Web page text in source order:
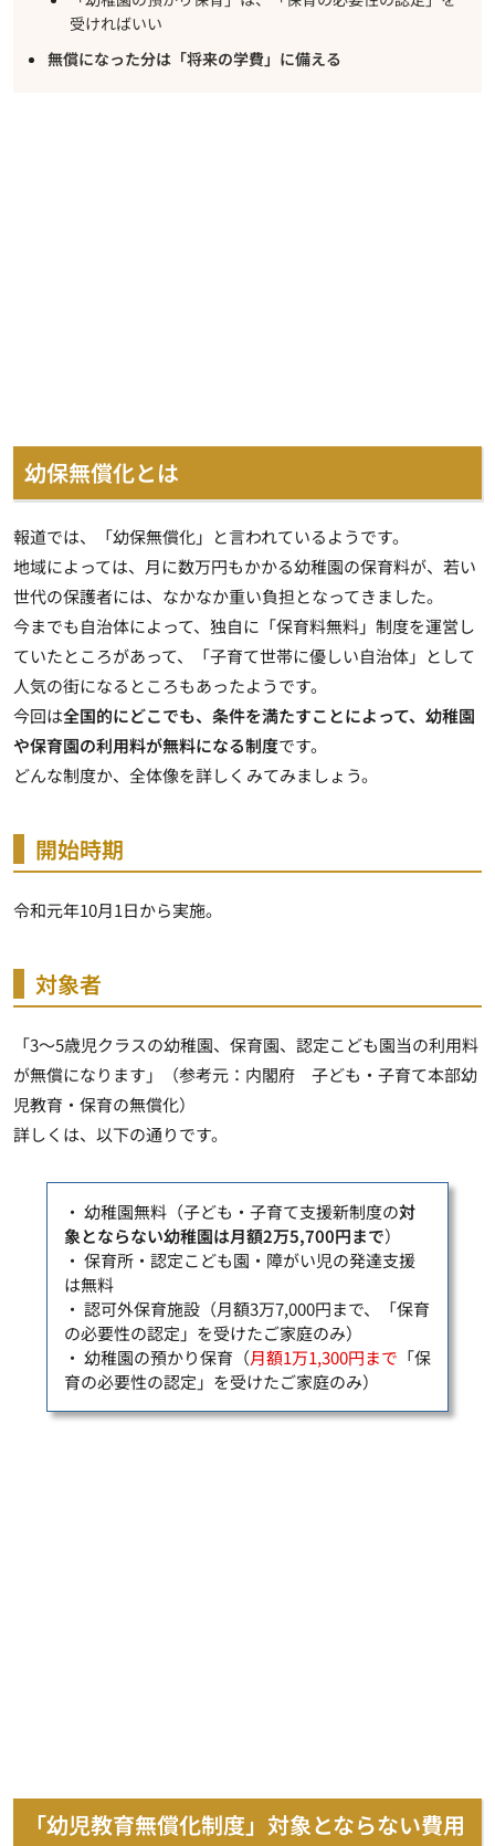
受ければいい
無償になった分は「将来の学費」に備える
幼保無償化とは
報道では、「幼保無償化」と言われているようです。
地域によっては、月に数万円もかかる幼稚園の保育料が、若い
世代の保護者には、なかなか重い負担となってきました。
今までも自治体によって、独自に「保育料無料」制度を運営し
ていたところがあって、「子育て世帯に優しい自治体」として
人気の街になるところもあったようです。
今回は全国的にどこでも、条件を満たすことによって、幼稚園
や保育園の利用料が無料になる制度です。
どんな制度か、全体像を詳しくみてみましょう。
開始時期
令和元年10月1日から実施。
対象者
「3～5歳児クラスの幼稚園、保育園、認定こども園当の利用料
が無償になります」（参考元：内閣府 子ども・子育て本部幼
児教育・保育の無償化）
詳しくは、以下の通りです。
・ 幼稚園無料（子ども・子育て支援新制度の対
象とならない幼稚園は月額2万5,700円まで）
・ 保育所・認定こども園・障がい児の発達支援
は無料
・ 認可外保育施設（月額3万7,000円まで、「保育
の必要性の認定」を受けたご家庭のみ）
・ 幼稚園の預かり保育（月額1万1,300円まで 「保
育の必要性の認定」を受けたご家庭のみ）
「幼児教育無償化制度」対象とならない費用